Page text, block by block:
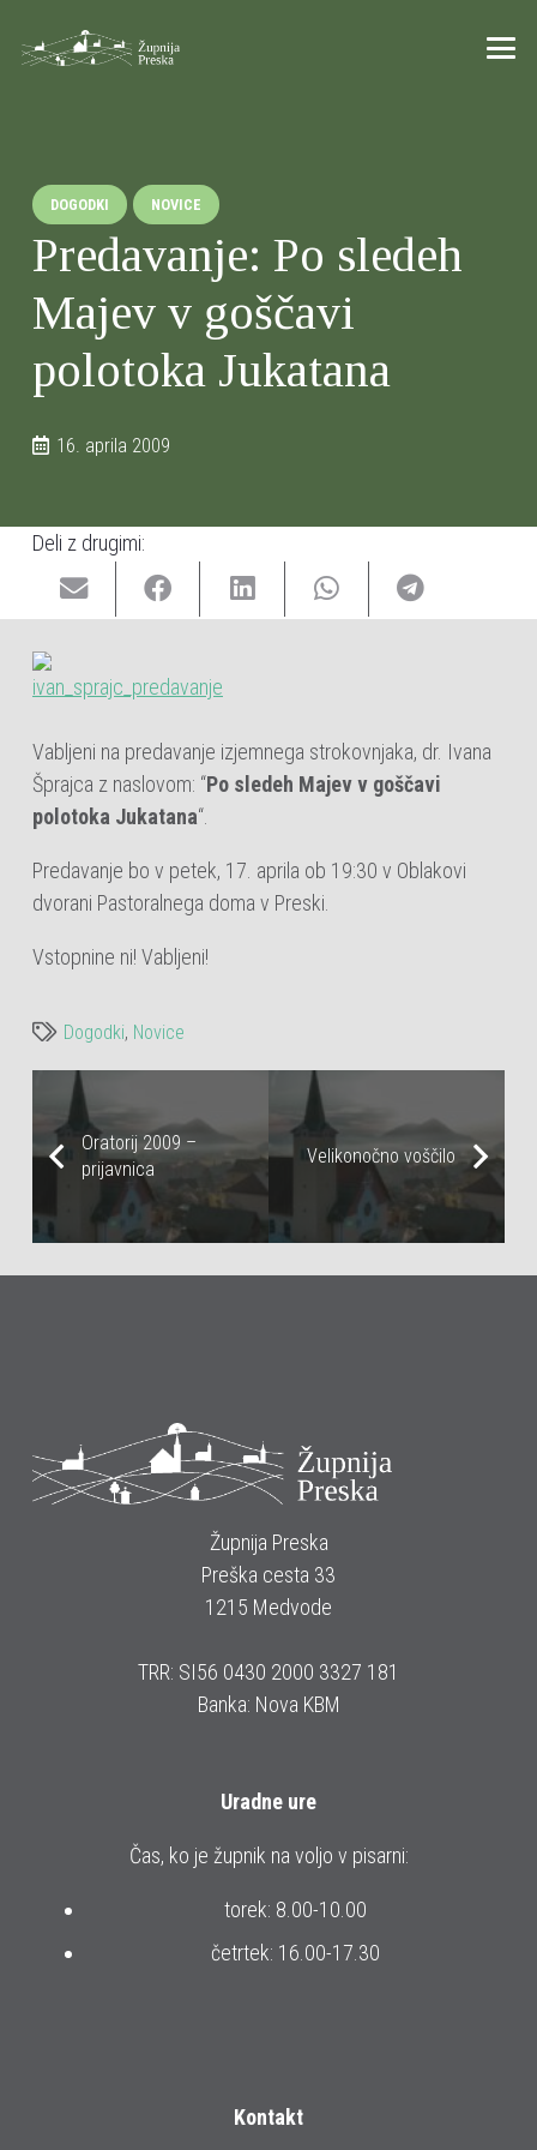
DOGODKI NOVICE
Predavanje: Po sledeh
Majev v goščavi
polotoka Jukatana
16. aprila 2009
Deli z drugimi:
Vabljeni na predavanje izjemnega strokovnjaka, dr. Ivana
Šprajca z naslovom: “Po sledeh Majev v goščavi
polotoka Jukatana“.
Predavanje bo v petek, 17. aprila ob 19:30 v Oblakovi
dvorani Pastoralnega doma v Preski.
Vstopnine ni! Vabljeni!
Dogodki, Novice
Oratorij 2009 –
prijavnica
Velikonočno voščilo
Župnija Preska
Preška cesta 33
1215 Medvode
TRR: SI56 0430 2000 3327 181
Banka: Nova KBM
Uradne ure
Čas, ko je župnik na voljo v pisarni:
torek: 8.00-10.00
četrtek: 16.00-17.30
Kontakt